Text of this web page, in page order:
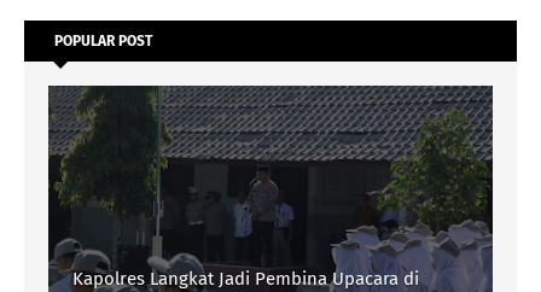
POPULAR POST
Kapolres Langkat Jadi Pembina Upacara di